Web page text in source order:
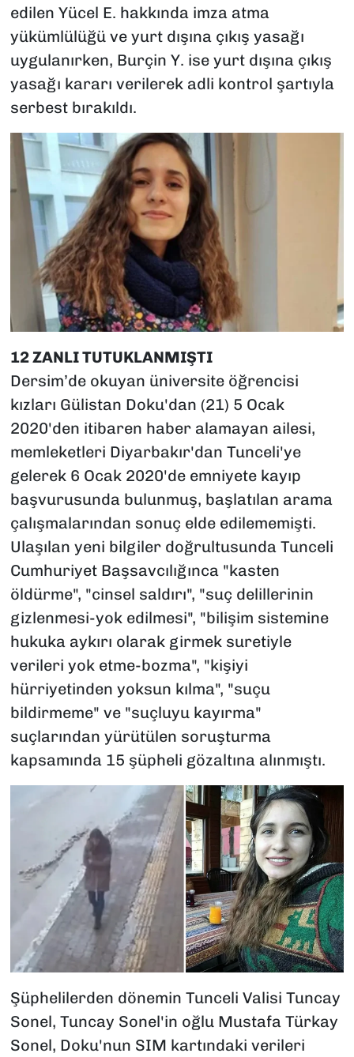
edilen Yücel E. hakkında imza atma
yükümlülüğü ve yurt dışına çıkış yasağı
uygulanırken, Burçin Y. ise yurt dışına çıkış
yasağı kararı verilerek adli kontrol şartıyla
serbest bırakıldı.
12 ZANLI TUTUKLANMIŞTI
Dersim’de okuyan üniversite öğrencisi
kızları Gülistan Doku'dan (21) 5 Ocak
2020'den itibaren haber alamayan ailesi,
memleketleri Diyarbakır'dan Tunceli'ye
gelerek 6 Ocak 2020'de emniyete kayıp
başvurusunda bulunmuş, başlatılan arama
çalışmalarından sonuç elde edilememişti.
Ulaşılan yeni bilgiler doğrultusunda Tunceli
Cumhuriyet Başsavcılığınca "kasten
öldürme", "cinsel saldırı", "suç delillerinin
gizlenmesi-yok edilmesi", "bilişim sistemine
hukuka aykırı olarak girmek suretiyle
verileri yok etme-bozma", "kişiyi
hürriyetinden yoksun kılma", "suçu
bildirmeme" ve "suçluyu kayırma"
suçlarından yürütülen soruşturma
kapsamında 15 şüpheli gözaltına alınmıştı.
Şüphelilerden dönemin Tunceli Valisi Tuncay
Sonel, Tuncay Sonel'in oğlu Mustafa Türkay
Sonel, Doku'nun SIM kartındaki verileri